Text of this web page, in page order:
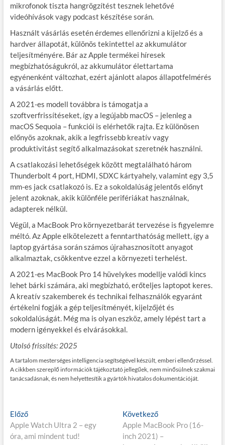
mikrofonok tiszta hangrögzítést tesznek lehetővé
videóhívások vagy podcast készítése során.
Használt vásárlás esetén érdemes ellenőrizni a kijelző és a
hardver állapotát, különös tekintettel az akkumulátor
teljesítményére. Bár az Apple termékei híresek
megbízhatóságukról, az akkumulátor élettartama
egyénenként változhat, ezért ajánlott alapos állapotfelmérés
a vásárlás előtt.
A 2021-es modell továbbra is támogatja a
szoftverfrissítéseket, így a legújabb macOS – jelenleg a
macOS Sequoia – funkciói is elérhetők rajta. Ez különösen
előnyös azoknak, akik a legfrissebb kreatív vagy
produktivitást segítő alkalmazásokat szeretnék használni.
A csatlakozási lehetőségek között megtalálható három
Thunderbolt 4 port, HDMI, SDXC kártyahely, valamint egy 3,5
mm-es jack csatlakozó is. Ez a sokoldalúság jelentős előnyt
jelent azoknak, akik különféle perifériákat használnak,
adapterek nélkül.
Végül, a MacBook Pro környezetbarát tervezése is figyelemre
méltó. Az Apple elkötelezett a fenntarthatóság mellett, így a
laptop gyártása során számos újrahasznosított anyagot
alkalmaztak, csökkentve ezzel a környezeti terhelést.
A 2021-es MacBook Pro 14 hüvelykes modellje valódi kincs
lehet bárki számára, aki megbízható, erőteljes laptopot keres.
A kreatív szakemberek és technikai felhasználók egyaránt
értékelni fogják a gép teljesítményét, kijelzőjét és
sokoldalúságát. Még ma is olyan eszköz, amely lépést tart a
modern igényekkel és elvárásokkal.
Utolsó frissítés: 2025
A tartalom mesterséges intelligencia segítségével készült, emberi ellenőrzéssel.
A cikkben szereplő információk tájékoztató jellegűek, nem minősülnek szakmai
tanácsadásnak, és nem helyettesítik a gyártók hivatalos dokumentációját.
Bejegyzés
navigáció
ElőzőE
l
ő
Apple Watch Ultra 2 – egy
óra, ami mindent tud!
KövetkezőK
ö
v
Apple MacBook Pro (16-
inch 2021) –